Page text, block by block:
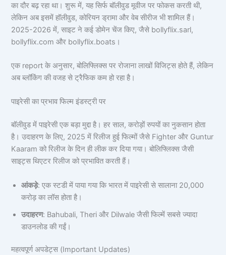
का दौर बढ़ रहा था। शुरू में, यह सिर्फ बॉलीवुड मूवीज पर फोकस करती थी,
लेकिन अब इसमें हॉलीवुड, कोरियन ड्रामा और वेब सीरीज भी शामिल हैं।
2025-2026 में, साइट ने कई डोमेन चेंज किए, जैसे bollyflix.sarl,
bollyflix.com और bollyflix.boats।
एक report के अनुसार, बोलिफ्लिक्स पर रोजाना लाखों विजिट्स होते हैं, लेकिन
अब ब्लॉकिंग की वजह से ट्रैफिक कम हो रहा है।
पाइरेसी का प्रभाव फिल्म इंडस्ट्री पर
बॉलीवुड में पाइरेसी एक बड़ा मुद्दा है। हर साल, करोड़ों रुपयों का नुकसान होता
है। उदाहरण के लिए, 2025 में रिलीज हुई फिल्मों जैसे Fighter और Guntur
Kaaram को रिलीज के दिन ही लीक कर दिया गया। बोलिफ्लिक्स जैसी
साइट्स थिएटर रिलीज को प्रभावित करती हैं।
आंकड़े: एक स्टडी में पाया गया कि भारत में पाइरेसी से सालाना 20,000
करोड़ का लॉस होता है।
उदाहरण: Bahubali, Theri और Dilwale जैसी फिल्में सबसे ज्यादा
डाउनलोड की गईं।
महत्वपूर्ण अपडेट्स (Important Updates)